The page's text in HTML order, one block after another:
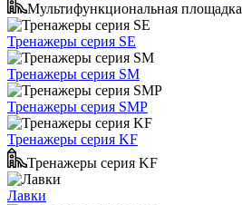
Мультифункциональная площадка
Тренажеры серия SE
Тренажеры серия SM
Тренажеры серия SMP
Тренажеры серия KF
Тренажеры серия KF
Лавки